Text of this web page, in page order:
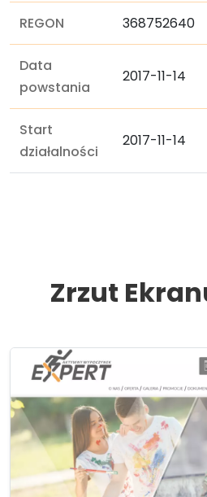
REGON 368752640
Data
powstania
2017-11-14
Start
działalności
2017-11-14
Zrzut